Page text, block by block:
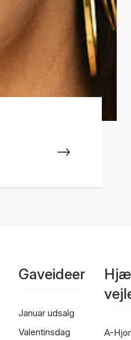
Gaveideer
Januar udsalg
Valentinsdag
A-